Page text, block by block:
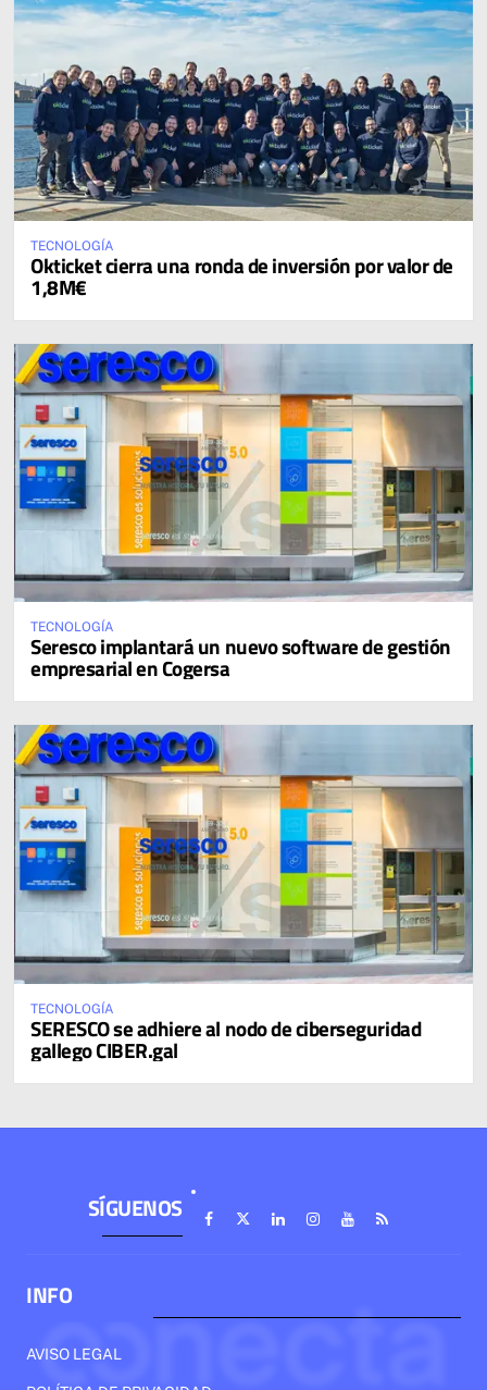
TECNOLOGÍA
Okticket cierra una ronda de inversión por valor de
1,8M€
TECNOLOGÍA
Seresco implantará un nuevo software de gestión
empresarial en Cogersa
TECNOLOGÍA
SERESCO se adhiere al nodo de ciberseguridad
gallego CIBER.gal
SÍGUENOS
INFO
AVISO LEGAL